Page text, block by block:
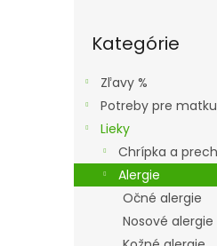
kategórie
Kategórie
Zľavy %
Potreby pre
Lieky
Chrípka a
Alergie
Očné alergie
Nosové alergie